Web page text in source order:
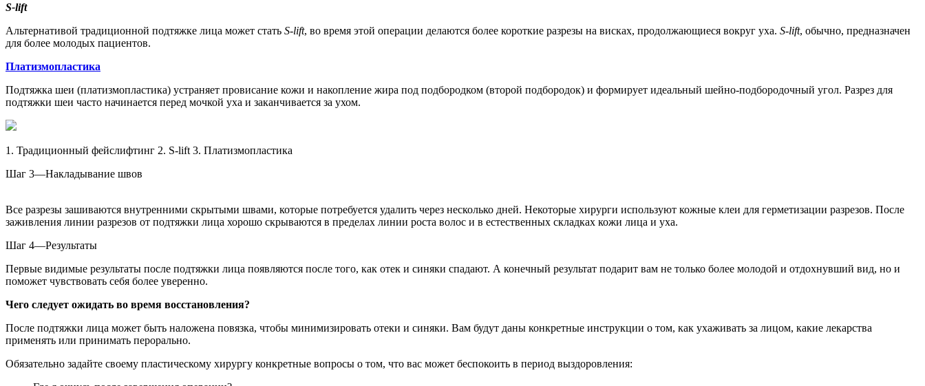
S-lift
Альтернативой традиционной подтяжке лица может стать S-lift, во время этой операции делаются более короткие разрезы на висках, продолжающиеся вокруг уха. S-lift, обычно, предназначен
для более молодых пациентов.
Платизмопластика
Подтяжка шеи (платизмопластика) устраняет провисание кожи и накопление жира под подбородком (второй подбородок) и формирует идеальный шейно-подбородочный угол. Разрез для
подтяжки шеи часто начинается перед мочкой уха и заканчивается за ухом.
1. Традиционный фейслифтинг 2. S-lift 3. Платизмопластика
Шаг 3—Накладывание швов
Все разрезы зашиваются внутренними скрытыми швами, которые потребуется удалить через несколько дней. Некоторые хирурги используют кожные клеи для герметизации разрезов. После
заживления линии разрезов от подтяжки лица хорошо скрываются в пределах линии роста волос и в естественных складках кожи лица и уха.
Шаг 4—Результаты
Первые видимые результаты после подтяжки лица появляются после того, как отек и синяки спадают. А конечный результат подарит вам не только более молодой и отдохнувший вид, но и
поможет чувствовать себя более уверенно.
Чего следует ожидать во время восстановления?
После подтяжки лица может быть наложена повязка, чтобы минимизировать отеки и синяки. Вам будут даны конкретные инструкции о том, как ухаживать за лицом, какие лекарства
применять или принимать перорально.
Обязательно задайте своему пластическому хирургу конкретные вопросы о том, что вас может беспокоить в период выздоровления: